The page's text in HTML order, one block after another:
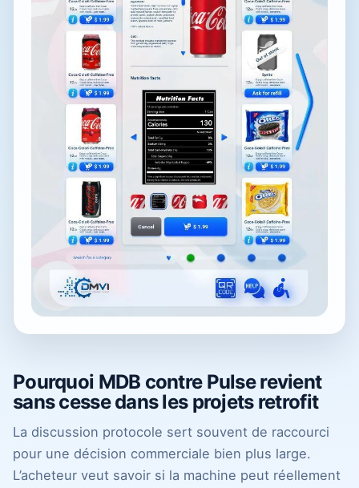
Pourquoi MDB contre Pulse revient
sans cesse dans les projets retrofit
La discussion protocole sert souvent de raccourci
pour une décision commerciale bien plus large.
L’acheteur veut savoir si la machine peut réellement